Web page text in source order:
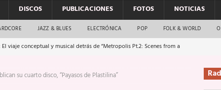
DISCOS PUBLICACIONES FOTOS NOTICIAS
JAZZ & BLUES ELECTRÓNICA POP FOLK & WORLD
El viaje conceptual y musical detrás de “Metropolis Pt.2: Scenes from a
El rock urbano sigue en buenas manos
ENTREVISTAS
su cuarto disco, “Payasos de Plastilina”